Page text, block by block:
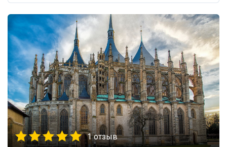
1 отзыв